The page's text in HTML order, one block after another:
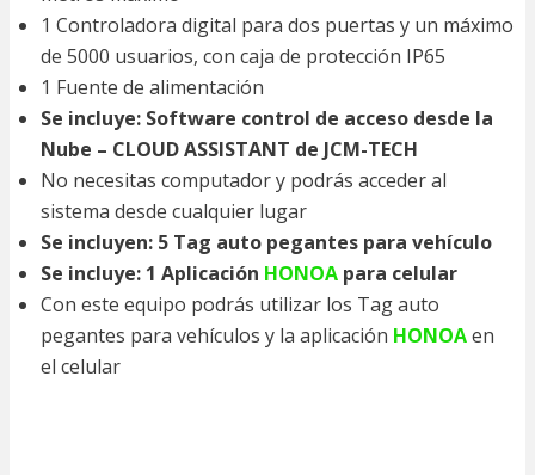
1 Controladora digital para dos puertas y un máximo
de 5000 usuarios, con caja de protección IP65
1 Fuente de alimentación
Se incluye: Software control de acceso desde la
Nube – CLOUD ASSISTANT de JCM-TECH
No necesitas computador y podrás acceder al
sistema desde cualquier lugar
Se incluyen: 5 Tag auto pegantes para vehículo
Se incluye: 1 Aplicación HONOA para celular
Con este equipo podrás utilizar los Tag auto
pegantes para vehículos y la aplicación HONOAen
el celular